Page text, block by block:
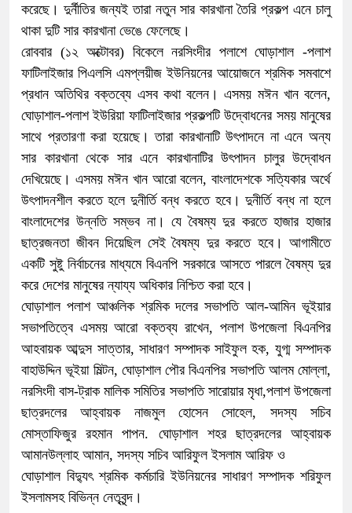
করেছে। দুর্নীতির জন্যই তারা নতুন সার কারখানা তৈরি প্রকল্প এনে চালু
থাকা দুটি সার কারখানা ভেঙে ফেলেছে।
রোববার (১২ অক্টোবর) বিকেলে নরসিংদীর পলাশে ঘোড়াশাল -পলাশ
ফাটিলাইজার পিএলসি এমপ্লয়ীজ ইউনিয়নের আয়োজনে শ্রমিক সমবাশে
প্রধান অতিথির বক্তব্যে এসব কথা বলেন। এসময় মঈন খান বলেন,
ঘোড়াশাল-পলাশ ইউরিয়া ফাটিলাইজার প্রকল্পটি উদ্বোধনের সময় মানুষের
সাথে প্রতারণা করা হয়েছে। তারা কারখানাটি উৎপাদনে না এনে অন্য
সার কারখানা থেকে সার এনে কারখানাটির উৎপাদন চালুর উদ্বোধন
দেখিয়েছে। এসময় মঈন খান আরো বলেন, বাংলাদেশকে সত্যিকার অর্থে
উৎপাদনশীল করতে হলে দুনীর্তি বন্ধ করতে হবে। দুনীর্তি বন্ধ না হলে
বাংলাদেশের উন্নতি সম্ভব না। যে বৈষম্য দুর করতে হাজার হাজার
ছাত্রজনতা জীবন দিয়েছিল সেই বৈষম্য দুর করতে হবে। আগামীতে
একটি সুষ্টু নির্বাচনের মাধ্যমে বিএনপি সরকারে আসতে পারলে বৈষম্য দুর
করে দেশের মানুষের ন্যায্য অধিকার নিশ্চিত করা হবে।
ঘোড়াশাল পলাশ আঞ্চলিক শ্রমিক দলের সভাপতি আল-আমিন ভূইয়ার
সভাপতিত্বে এসময় আরো বক্তব্য রাখেন, পলাশ উপজেলা বিএনপির
আহবায়ক আব্দুস সাত্তার, সাধারণ সম্পাদক সাইফুল হক, যুগ্ম সম্পাদক
বাহাউদ্দিন ভূইয়া মিল্টন, ঘোড়াশাল পৌর বিএনপির সভাপতি আলম মোল্লা,
নরসিংদী বাস-ট্রাক মালিক সমিতির সভাপতি সারোয়ার মৃধা,পলাশ উপজেলা
ছাত্রদলের আহ্বায়ক নাজমুল হোসেন সোহেল, সদস্য সচিব
মোস্তাফিজুর রহমান পাপন. ঘোড়াশাল শহর ছাত্রদলের আহ্বায়ক
আমানউল্লাহ আমান, সদস্য সচিব আরিফুল ইসলাম আরিফ ও
ঘোড়াশাল বিদ্যুৎ শ্রমিক কর্মচারি ইউনিয়নের সাধারণ সম্পাদক শরিফুল
ইসলামসহ বিভিন্ন নেতৃবৃন্দ।